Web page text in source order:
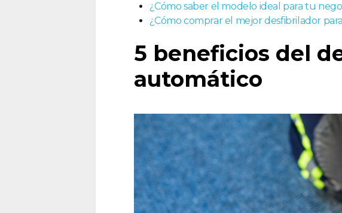
¿Cómo saber el modelo ideal para tu
¿Cómo comprar el mejor desfibrilador
5 beneficios del
automático